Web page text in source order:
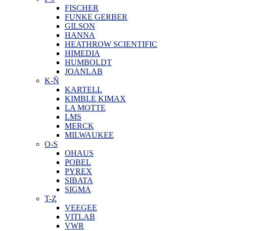
FISCHER
FUNKE GERBER
GILSON
HANNA
HEATHROW SCIENTIFIC
HIMEDIA
HUMBOLDT
JOANLAB
K-Ñ
KARTELL
KIMBLE KIMAX
LA MOTTE
LMS
MERCK
MILWAUKEE
O-S
OHAUS
POBEL
PYREX
SIBATA
SIGMA
T-Z
VEEGEE
VITLAB
VWR